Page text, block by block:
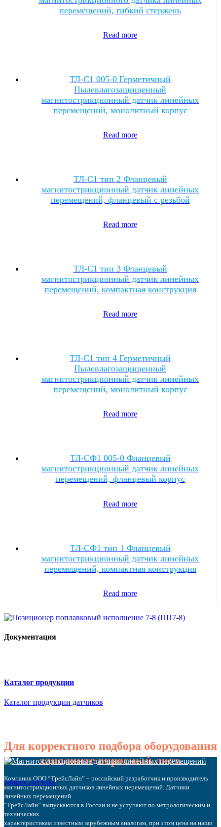
перемещений, гибкий стержень
Read more
ТЛ-C1 005-0 Герметичный
Пылевлагозащищенный
магнитострикционный датчик линейных
перемещений, монолитный корпус
Read more
ТЛ-C1 тип 2 Фланцевый
магнитострикционный датчик линейных
перемещений, фланцевый с резьбой
Read more
ТЛ-C1 тип 3 Фланцевый
магнитострикционный датчик линейных
перемещений, компактная конструкция
Read more
ТЛ-C1 тип 4 Герметичный
Пылевлагозащищенный
магнитострикционный датчик линейных
перемещений, монолитный корпус
Read more
ТЛ-CФ1 005-0 Фланцевый
магнитострикционный датчик линейных
перемещений, фланцевый корпус
Read more
ТЛ-CФ1 тип 1 Фланцевый
магнитострикционный датчик линейных
перемещений, компактная конструкция
Read more
Документация
Каталог продукции
Каталог продукции датчиков
Для корректного подбора оборудования
заполните опросный лист.
Запрос датчика
Компания ООО “ТрейсЛайн” – российский разработчик и производитель
магнитострикционных датчиков линейных перемещений. Датчики
линейных перемещений
“ТрейсЛайн” выпускаются в России и не уступают по метрологическим и
технических
характеристикам известным зарубежным аналогам, при этом цена на наши